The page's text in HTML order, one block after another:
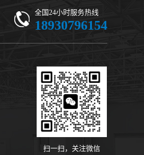
全国24小时服务热线
18930796154
扫一扫，关注微信